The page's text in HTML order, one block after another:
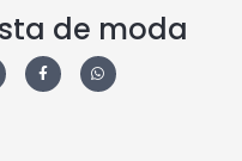
de moda